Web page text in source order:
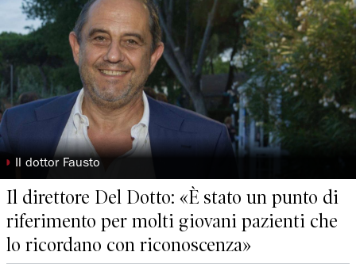
◗ Il dottor Fausto
Il direttore Del Dotto: «È stato un punto di
riferimento per molti giovani pazienti che
lo ricordano con riconoscenza»